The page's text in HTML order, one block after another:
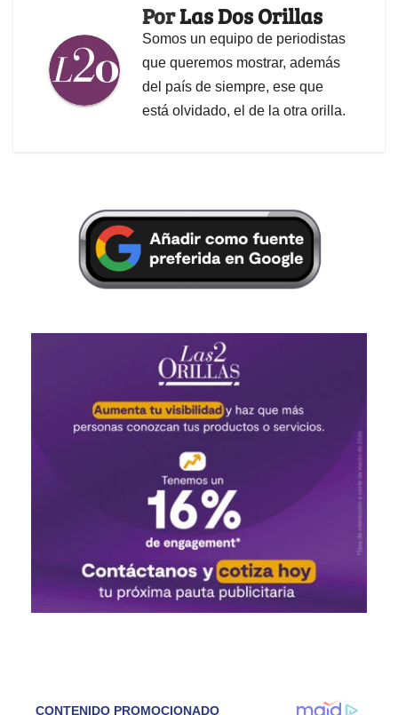
PorLas Dos Orillas
Somos un equipo de periodistas
que queremos mostrar, además
del país de siempre, ese que
está olvidado, el de la otra orilla.